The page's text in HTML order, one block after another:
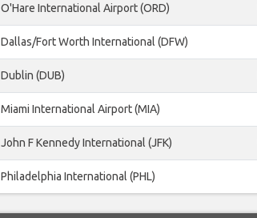
O'Hare International Airport (ORD)
Dallas/Fort Worth International (DFW)
Dublin (DUB)
Miami International Airport (MIA)
John F Kennedy International (JFK)
Philadelphia International (PHL)